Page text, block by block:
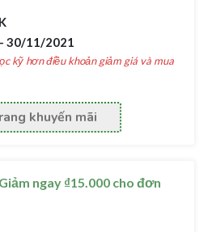
30/11/2021
kỹ hơn điều khoản giảm giá và mua
khuyến mãi
ngay ₫15.000 cho đơn